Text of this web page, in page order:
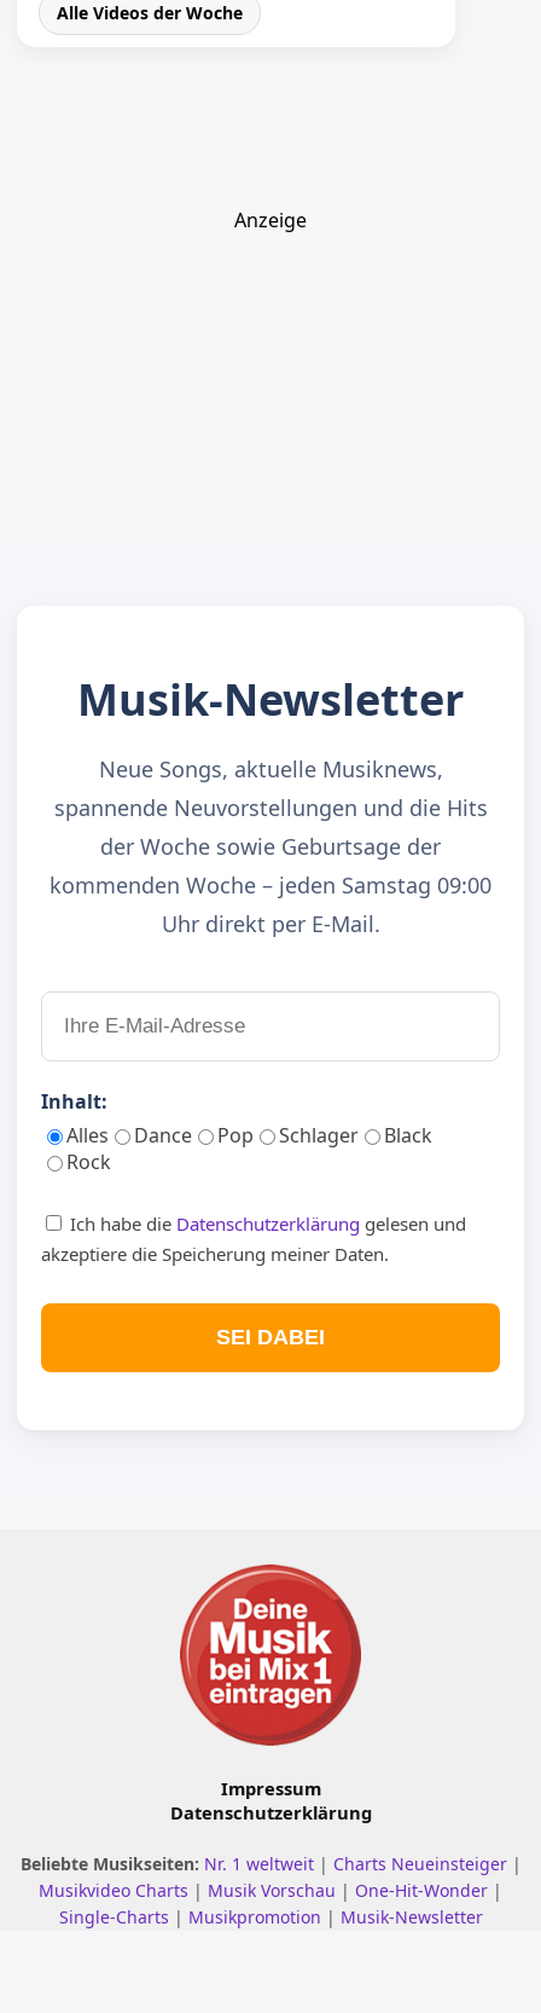
Alle Videos der Woche
Anzeige
Musik-Newsletter
Neue Songs, aktuelle Musiknews,
spannende Neuvorstellungen und die Hits
der Woche sowie Geburtsage der
kommenden Woche – jeden Samstag 09:00
Uhr direkt per E-Mail.
Inhalt:
Alles
Dance Pop Schlager
Black
Rock
Ich habe die Datenschutzerklärung gelesen und
akzeptiere die Speicherung meiner Daten.
SEI DABEI
Impressum
Datenschutzerklärung
Beliebte Musikseiten: Nr. 1 weltweit | Charts Neueinsteiger |
Musikvideo Charts | Musik Vorschau | One-Hit-Wonder |
Single-Charts | Musikpromotion | Musik-Newsletter